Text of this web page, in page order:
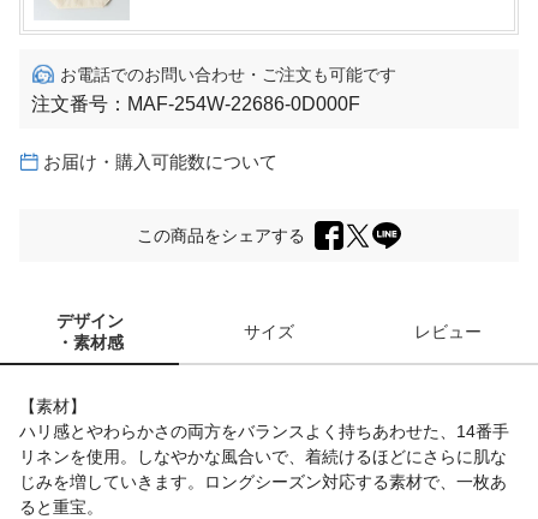
お電話でのお問い合わせ・ご注文も可能です
注文番号： MAF-254W-22686-0D000F
お届け・購入可能数について
この商品をシェアする
デザイン
・素材感
サイズ レビュー
【素材】
ハリ感とやわらかさの両方をバランスよく持ちあわせた、14番手
リネンを使用。しなやかな風合いで、着続けるほどにさらに肌な
じみを増していきます。ロングシーズン対応する素材で、一枚あ
ると重宝。